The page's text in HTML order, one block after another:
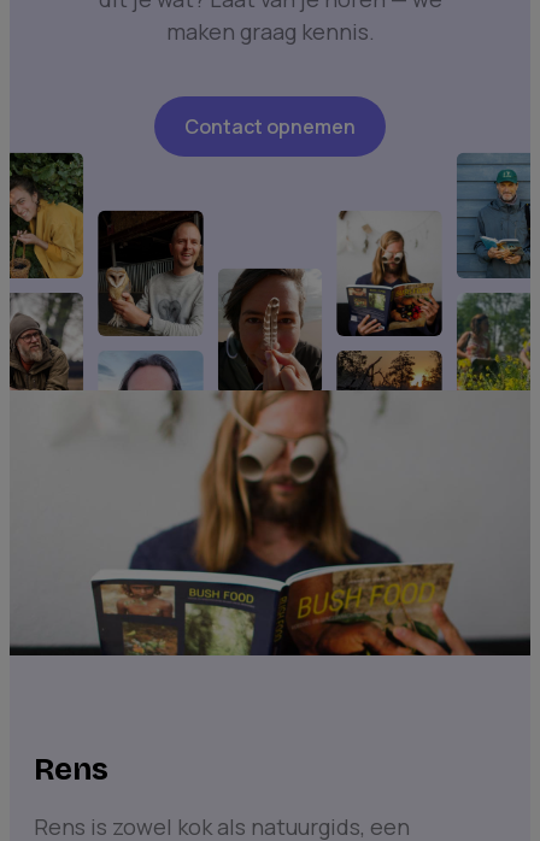
maken graag kennis.
Contact opnemen
Rens
Rens is zowel kok als natuurgids, een